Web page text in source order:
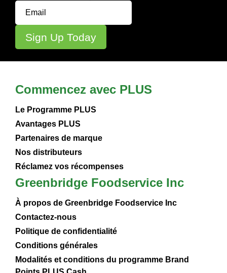
Commencez avec PLUS
Le Programme PLUS
Avantages PLUS
Partenaires de marque
Nos distributeurs
Réclamez vos récompenses
Greenbridge Foodservice Inc
À propos de Greenbridge Foodservice Inc
Contactez-nous
Politique de confidentialité
Conditions générales
Modalités et conditions du programme Brand